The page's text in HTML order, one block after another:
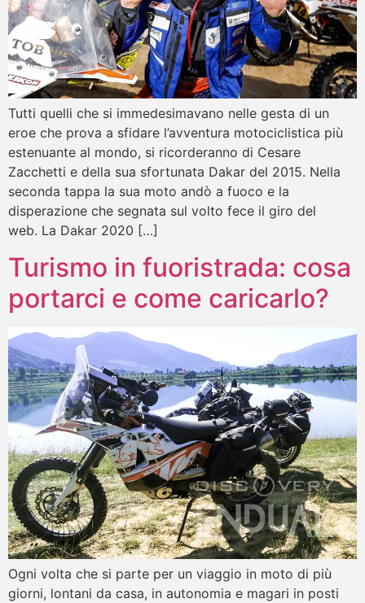
Tutti quelli che si immedesimavano nelle gesta di un
eroe che prova a sfidare l’avventura motociclistica più
estenuante al mondo, si ricorderanno di Cesare
Zacchetti e della sua sfortunata Dakar del 2015. Nella
seconda tappa la sua moto andò a fuoco e la
disperazione che segnata sul volto fece il giro del
web. La Dakar 2020 […]
Turismo in fuoristrada: cosa
portarci e come caricarlo?
Ogni volta che si parte per un viaggio in moto di più
giorni, lontani da casa, in autonomia e magari in posti